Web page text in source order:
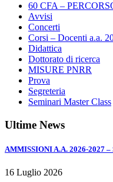
60 CFA –
Avvisi
Concerti
Corsi – Docenti a.a.
Didattica
Dottorato di ricerca
MISURE PNRR
Prova
Segreteria
Seminari Master Class
Ultime News
AMMISSIONI A.A. 2026-2027
16 Luglio 2026